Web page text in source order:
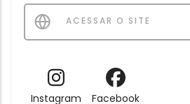
ACESSAR O SITE
Instagram Facebook